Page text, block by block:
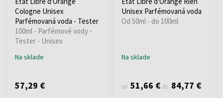
Cologne Unisex
Parfémovaná voda - Tester
100ml - Parfémové vody -
Tester - Unisex
Na sklade
57,29 €
Unisex Parfémovaná voda
Od 50ml - do 100ml
Na sklade
od 51,66 € do 84,77 €